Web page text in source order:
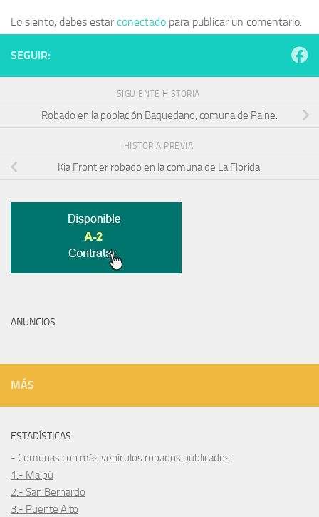
Lo siento, debes estarconectado para publicar un comentario.
SEGUIR:
SIGUIENTE HISTORIA
Robado en la población Baquedano, comuna de Paine.
HISTORIA PREVIA
Kia Frontier robado en la comuna de La Florida.
ANUNCIOS
MÁS
ESTADÍSTICAS
- Comunas con más vehículos robados publicados:
1.- Maipú
2.- San Bernardo
3.- Puente Alto